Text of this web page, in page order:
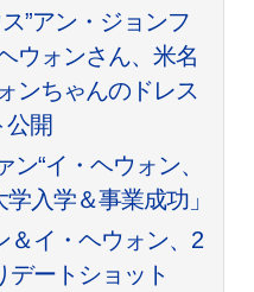
”アン・ジョンフ
ウォンさん、米名
ンちゃんのドレス
開
ン“イ・ヘウォン、
入学＆事業成功」
＆イ・ヘウォン、2
デートショット